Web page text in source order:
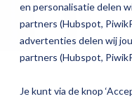
This
shortcut
activates
reader
en personalisatie delen
partners (Hubspot,
advertenties delen wij
partners (Hubspot,
Je kunt via de knop
OudersOverstappen
Media & Pers